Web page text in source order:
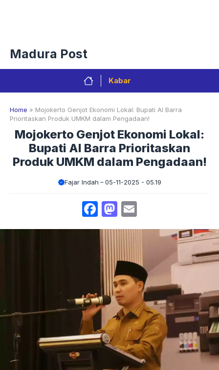
Madura Post
Kabar
Home » Mojokerto Genjot Ekonomi Lokal: Bupati Al Barra
Prioritaskan Produk UMKM dalam Pengadaan!
Mojokerto Genjot Ekonomi Lokal:
Bupati Al Barra Prioritaskan
Produk UMKM dalam Pengadaan!
Fajar Indah 05-11-2025 - 05.19
Facebook
Mastodon